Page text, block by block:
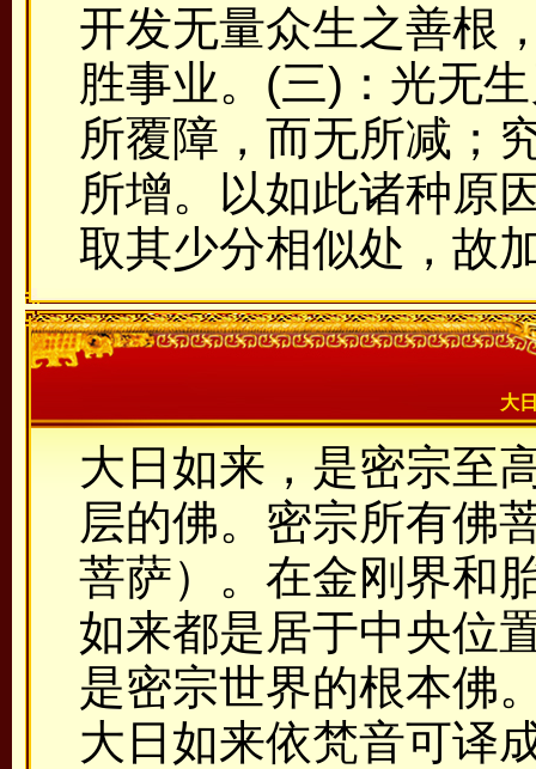
开发无量众生之善根
胜事业。(三)：光无
所覆障，而无所减；
所增。以如此诸种原
取其少分相似处，故
大
大日如来，是密宗至
层的佛。密宗所有佛
菩萨）。在金刚界和
如来都是居于中央位
是密宗世界的根本佛
大日如来依梵音可译